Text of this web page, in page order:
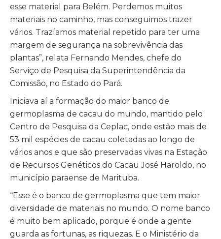
esse material para Belém. Perdemos muitos
materiais no caminho, mas conseguimos trazer
vários. Trazíamos material repetido para ter uma
margem de segurança na sobrevivência das
plantas”, relata Fernando Mendes, chefe do
Serviço de Pesquisa da Superintendência da
Comissão, no Estado do Pará.
Iniciava aí a formação do maior banco de
germoplasma de cacau do mundo, mantido pelo
Centro de Pesquisa da Ceplac, onde estão mais de
53 mil espécies de cacau coletadas ao longo de
vários anos e que são preservadas vivas na Estação
de Recursos Genéticos do Cacau José Haroldo, no
município paraense de Marituba.
“Esse é o banco de germoplasma que tem maior
diversidade de materiais no mundo. O nome banco
é muito bem aplicado, porque é onde a gente
guarda as fortunas, as riquezas. E o Ministério da